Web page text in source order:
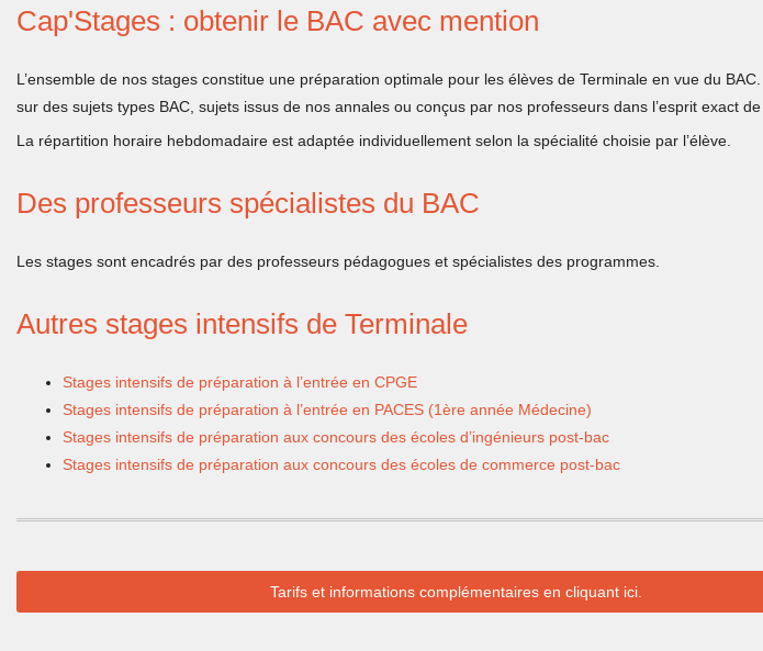
Cap'Stages : obtenir le BAC avec mention
L’ensemble de nos stages constitue une préparation optimale pour les élèves de Terminale en vue du
sur des sujets types BAC, sujets issus de nos annales ou conçus par nos professeurs dans l’esprit exact de
La répartition horaire hebdomadaire est adaptée individuellement selon la spécialité choisie par l’élève.
Des professeurs spécialistes du BAC
Les stages sont encadrés par des professeurs pédagogues et spécialistes des programmes.
Autres stages intensifs de Terminale
Stages intensifs de préparation à l’entrée en CPGE
Stages intensifs de préparation à l’entrée en PACES (1ère année Médecine)
Stages intensifs de préparation aux concours des écoles d’ingénieurs post-bac
Stages intensifs de préparation aux concours des écoles de commerce post-bac
Tarifs et informations complémentaires en cliquant ici.